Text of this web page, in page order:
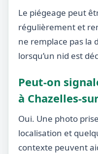
Le piégeage peut
régulièrement et
ne remplace pas la
lorsqu’un nid est
Peut-on
à Chazelles-
Oui. Une photo
localisation et
contexte peuvent